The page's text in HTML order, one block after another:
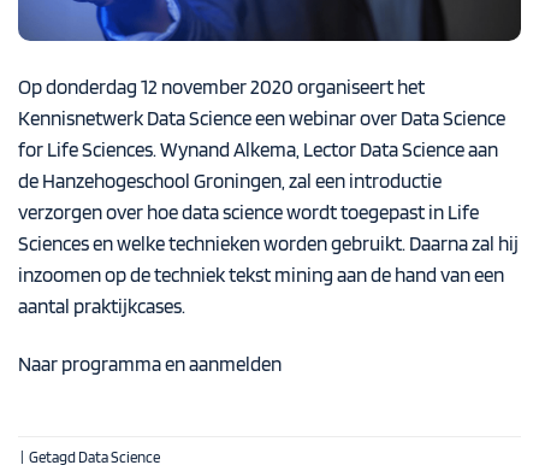
Op donderdag 12 november 2020 organiseert het
Kennisnetwerk Data Science een webinar over Data Science
for Life Sciences. Wynand Alkema, Lector Data Science aan
de Hanzehogeschool Groningen, zal een introductie
verzorgen over hoe data science wordt toegepast in Life
Sciences en welke technieken worden gebruikt. Daarna zal hij
inzoomen op de techniek tekst mining aan de hand van een
aantal praktijkcases.
Naar programma en aanmelden
| GetagdData Science